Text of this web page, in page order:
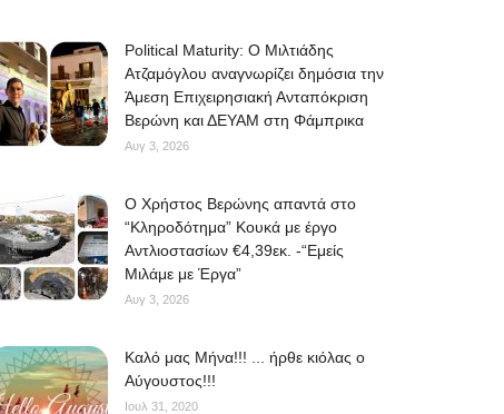
Political Maturity: Ο Μιλτιάδης
Ατζαμόγλου αναγνωρίζει δημόσια την
Άμεση Επιχειρησιακή Ανταπόκριση
Βερώνη και ΔΕΥΑΜ στη Φάμπρικα
Αυγ 3, 2026
O Χρήστος Βερώνης απαντά στο
“Κληροδότημα” Κουκά με έργο
Αντλιοστασίων €4,39εκ. -“Εμείς
Μιλάμε με Έργα”
Αυγ 3, 2026
Kαλό μας Μήνα!!! ... ήρθε κιόλας ο
Αύγουστος!!!
Ιουλ 31, 2020